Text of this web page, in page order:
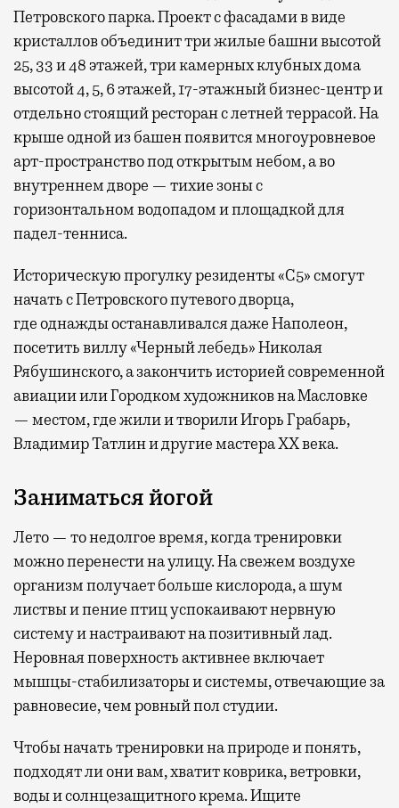
Петровского парка. Проект с фасадами в виде
кристаллов объединит три жилые башни высотой
25, 33 и 48 этажей, три камерных клубных дома
высотой 4, 5, 6 этажей, 17-этажный бизнес-центр и
отдельно стоящий ресторан с летней террасой. На
крыше одной из башен появится многоуровневое
арт-пространство под открытым небом, а во
внутреннем дворе — тихие зоны с
горизонтальном водопадом и площадкой для
падел-тенниса.
Историческую прогулку резиденты «С5» смогут
начать с Петровского путевого дворца,
гдеоднажды останавливался даже Наполеон,
посетить виллу «Черный лебедь» Николая
Рябушинского, а закончить историей современной
авиации или Городком художников на Масловке
— местом, где жили и творили Игорь Грабарь,
Владимир Татлин и другие мастера XX века.
Заниматься йогой
Лето — то недолгое время, когда тренировки
можно перенести на улицу. На свежем воздухе
организм получает больше кислорода, а шум
листвы и пение птиц успокаивают нервную
систему и настраивают на позитивный лад.
Неровная поверхность активнее включает
мышцы-стабилизаторы и системы, отвечающие за
равновесие, чем ровный пол студии.
Чтобы начать тренировки на природе и понять,
подходят ли они вам, хватит коврика, ветровки,
воды и солнцезащитного крема. Ищите